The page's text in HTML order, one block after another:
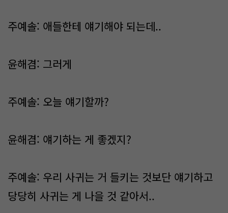
주예솔: 애들한테 얘기해야 되는데..
윤해겸: 그러게
주예솔: 오늘 얘기할까?
윤해겸: 얘기하는 게 좋겠지?
주예솔: 우리 사귀는 거 들키는 것보단 얘기하고
당당히 사귀는 게 나을 것 같아서..